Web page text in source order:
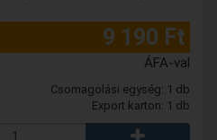
9 190 Ft
ÁFA-val
Csomagolási egység: 1 db
Export karton: 1 db